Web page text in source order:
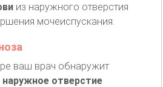
из наружного отверстия
мочеиспускания.
ваш врач обнаружит
отверстие